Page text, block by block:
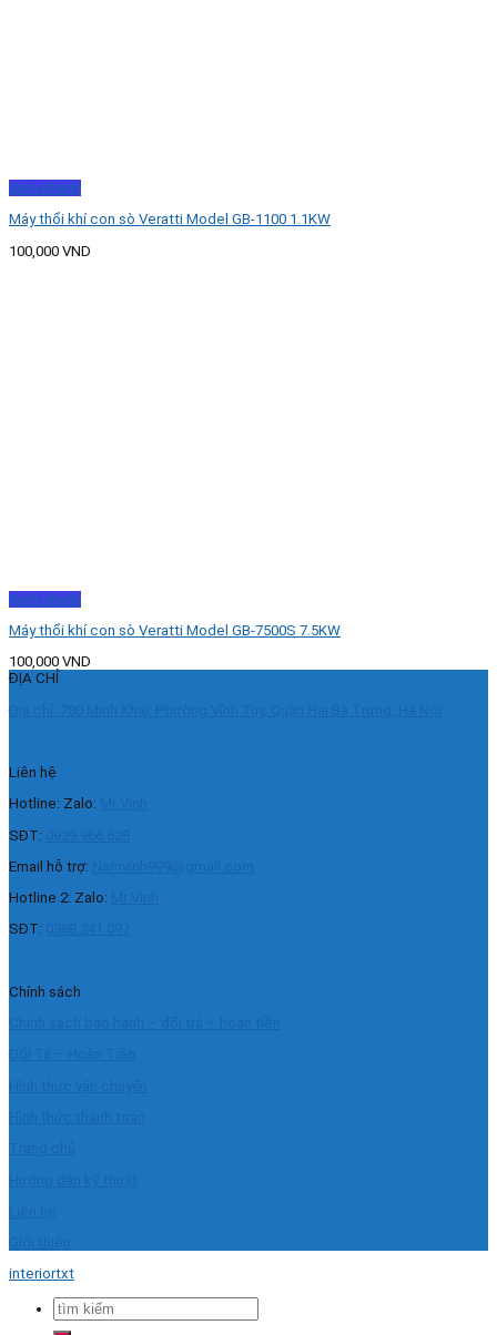
Xem nhanh
Máy thổi khí con sò Veratti Model GB-1100 1.1KW
100,000 VND
Xem nhanh
Máy thổi khí con sò Veratti Model GB-7500S 7.5KW
100,000 VND
ĐỊA CHỈ
Liên hệ
Hotline: Zalo:
SĐT:
Email hỗ trợ:
Hotline 2: Zalo:
SĐT:
Chính sách
interiortxt
Tìm
kiếm: